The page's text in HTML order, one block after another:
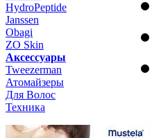
HydroPeptide
Janssen
Obagi
ZO Skin
Aксессуары
Tweezerman
Атомайзеры
Для Волос
Техника